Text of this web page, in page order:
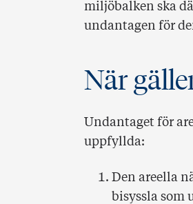
miljöbalken ska
undantagen för
När
Undantaget för
uppfyllda:
Den areella
bisyssla som